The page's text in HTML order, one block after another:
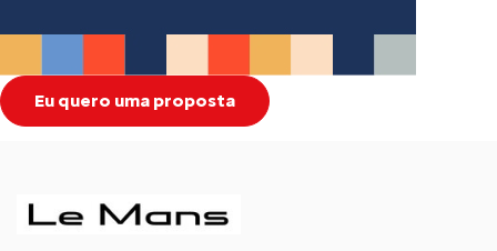
Eu quero uma proposta